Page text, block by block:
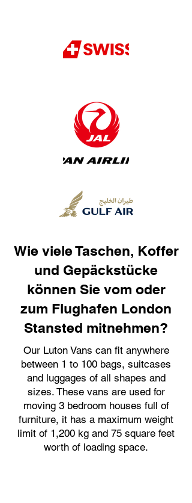
Wie viele Taschen, Koffer
und Gepäckstücke
können Sie vom oder
zum Flughafen London
Stansted mitnehmen?
Our Luton Vans can fit anywhere
between 1 to 100 bags, suitcases
and luggages of all shapes and
sizes. These vans are used for
moving 3 bedroom houses full of
furniture, it has a maximum weight
limit of 1,200 kg and 75 square feet
worth of loading space.